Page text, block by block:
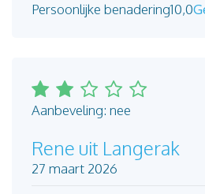
Persoonlijke benadering10,0
Aanbeveling: nee
Rene uit Langerak
27 maart 2026